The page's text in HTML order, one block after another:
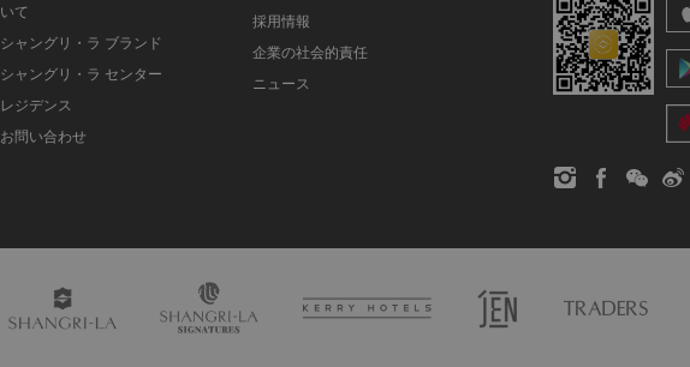
いて
シャングリ・ラ ブランド
シャングリ・ラ センター
レジデンス
お問い合わせ
採用情報
企業の社会的責任
ニュース